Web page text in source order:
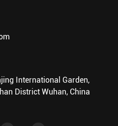
International Garden,
District Wuhan, China